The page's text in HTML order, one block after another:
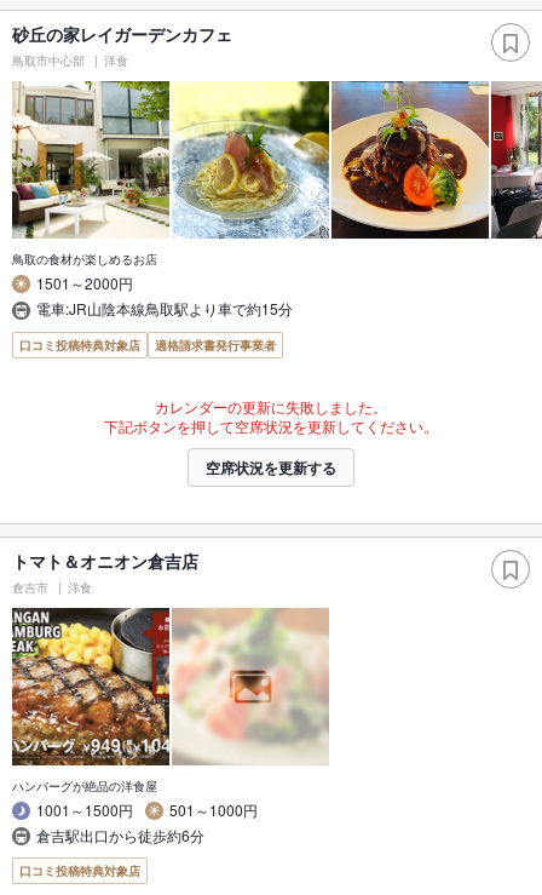
砂丘の家レイガーデンカフェ
鳥取市中心部 洋食
鳥取の食材が楽しめるお店
1501～2000円
電車:JR山陰本線鳥取駅より車で約15分
口コミ投稿特典対象店 適格請求書発行事業者
カレンダーの更新に失敗しました。
下記ボタンを押して空席状況を更新してください。
空席状況を更新する
トマト＆オニオン倉吉店
倉吉市 洋食
ハンバーグが絶品の洋食屋
1001～1500円
501～1000円
倉吉駅出口から徒歩約6分
口コミ投稿特典対象店